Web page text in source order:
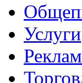
Услуги